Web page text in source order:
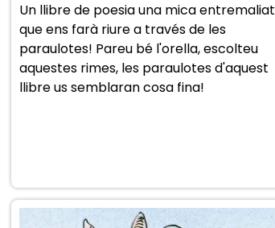
Un llibre de poesia una mica entremaliat
que ens farà riure a través de les
paraulotes! Pareu bé l'orella, escolteu
aquestes rimes, les paraulotes d'aquest
llibre us semblaran cosa fina!